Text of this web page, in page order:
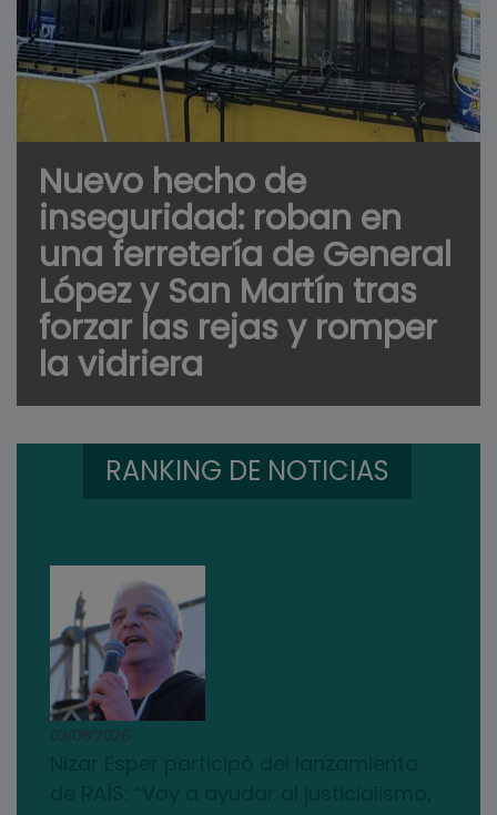
Nuevo hecho de
inseguridad: roban en
una ferretería de General
López y San Martín tras
forzar las rejas y romper
la vidriera
RANKING DE NOTICIAS
03/08/2026